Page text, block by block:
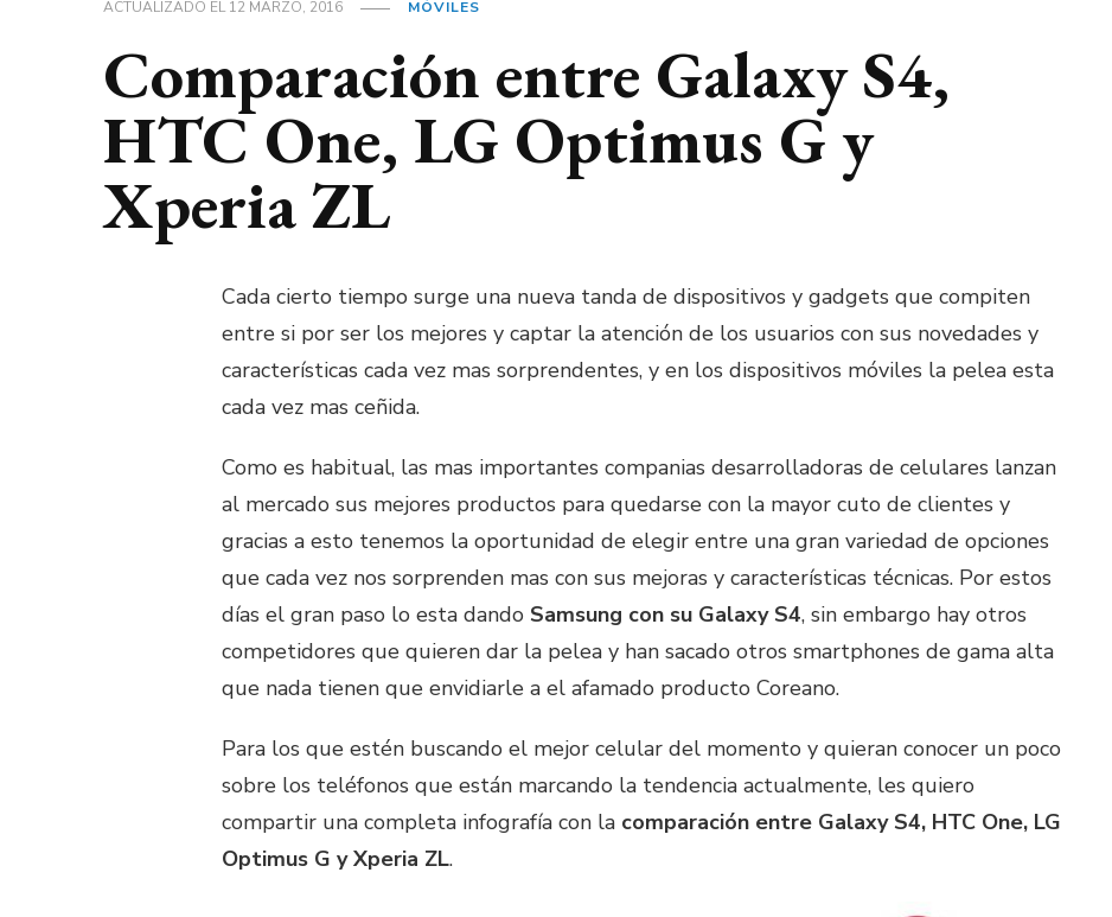
ACTUALIZADO EL12 MARZO, 2016 MÓVILES
Comparación entre Galaxy S4,
HTC One, LG Optimus G y
Xperia ZL
Cada cierto tiempo surge una nueva tanda de dispositivos y gadgets que compiten
entre si por ser los mejores y captar la atención de los usuarios con sus novedades y
características cada vez mas sorprendentes, y en los dispositivos móviles la pelea esta
cada vez mas ceñida.
Como es habitual, las mas importantes companias desarrolladoras de celulares lanzan
al mercado sus mejores productos para quedarse con la mayor cuto de clientes y
gracias a esto tenemos la oportunidad de elegir entre una gran variedad de opciones
que cada vez nos sorprenden mas con sus mejoras y características técnicas. Por estos
días el gran paso lo esta dando Samsung con su Galaxy S4, sin embargo hay otros
competidores que quieren dar la pelea y han sacado otros smartphones de gama alta
que nada tienen que envidiarle a el afamado producto Coreano.
Para los que estén buscando el mejor celular del momento y quieran conocer un poco
sobre los teléfonos que están marcando la tendencia actualmente, les quiero
compartir una completa infografía con la comparación entre Galaxy S4, HTC One, LG
Optimus G y Xperia ZL.